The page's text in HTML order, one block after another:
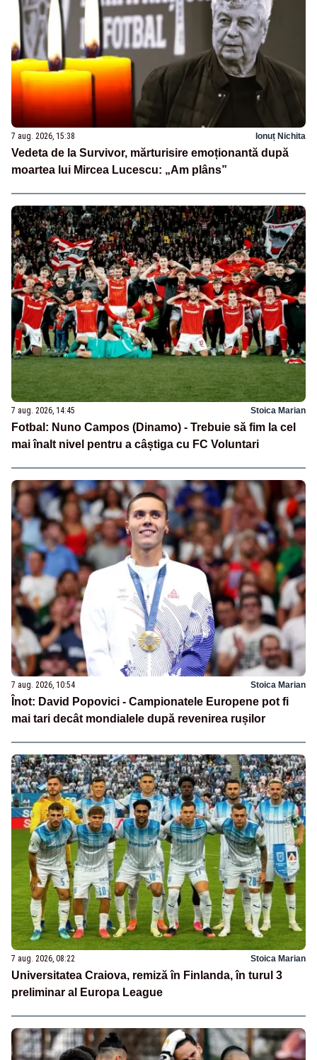
7 aug. 2026, 15:38 Ionuț Nichita
Vedeta de la Survivor, mărturisire emoționantă după
moartea lui Mircea Lucescu: „Am plâns”
7 aug. 2026, 14:45 Stoica Marian
Fotbal: Nuno Campos (Dinamo) - Trebuie să fim la cel
mai înalt nivel pentru a câștiga cu FC Voluntari
7 aug. 2026, 10:54 Stoica Marian
Înot: David Popovici - Campionatele Europene pot fi
mai tari decât mondialele după revenirea rușilor
7 aug. 2026, 08:22 Stoica Marian
Universitatea Craiova, remiză în Finlanda, în turul 3
preliminar al Europa League